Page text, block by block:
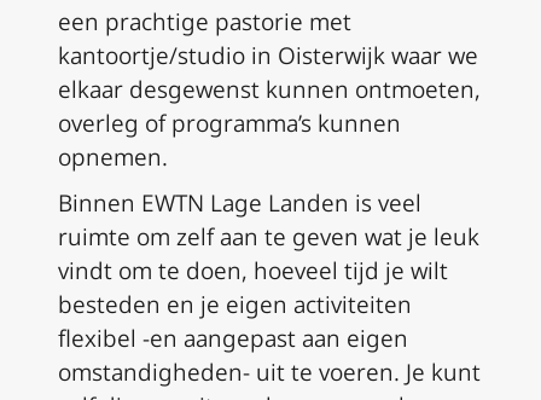
een prachtige pastorie met
kantoortje/studio in Oisterwijk waar we
elkaar desgewenst kunnen ontmoeten,
overleg of programma’s kunnen
opnemen.
Binnen EWTN Lage Landen is veel
ruimte om zelf aan te geven wat je leuk
vindt om te doen, hoeveel tijd je wilt
besteden en je eigen activiteiten
flexibel -en aangepast aan eigen
omstandigheden- uit te voeren. Je kunt